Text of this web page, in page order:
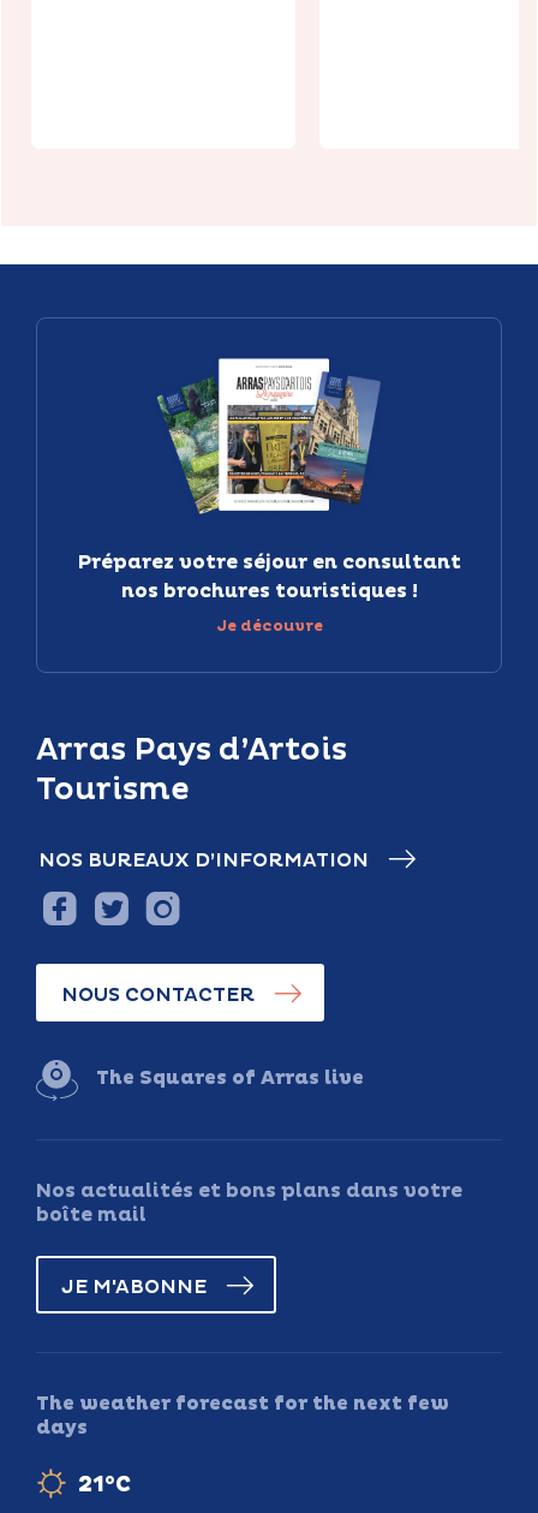
Arras Pays d’Artois
Tourisme
NOS BUREAUX D’INFORMATION
NOUS CONTACTER
The Squares of Arras live
Nos actualités et bons plans dans votre
boîte mail
JE M'ABONNE
The weather forecast for the next few
days
21°C
Préparez votre séjour en consultant
nos brochures touristiques !
Je découvre